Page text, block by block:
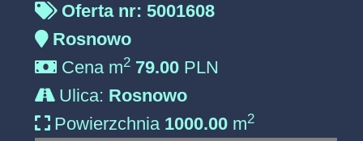
Oferta nr: 5001608
Rosnowo
Cena m2 79.00 PLN
Ulica: Rosnowo
Powierzchnia 1000.00 m2